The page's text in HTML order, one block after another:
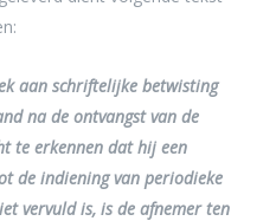
aan schriftelijke betwisting
na de ontvangst van de
te erkennen dat hij een
de indiening van periodieke
vervuld is, is de afnemer ten